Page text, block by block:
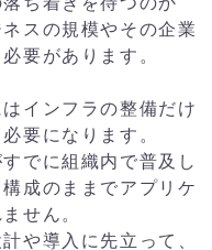
スの規模やその企業
要があります。
インフラの整備だけ
要になります。
でに組織内で普及し
成のままでアプリケ
せん。
や導入に先立って、